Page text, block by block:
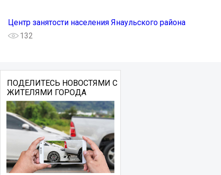
Центр занятости населения Янаульского района
132
ПОДЕЛИТЕСЬ НОВОСТЯМИ С
ЖИТЕЛЯМИ ГОРОДА